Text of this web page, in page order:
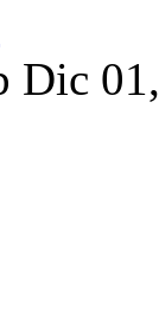
Dic